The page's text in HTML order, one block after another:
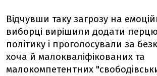
Відчувши таку загрозу на
виборці вирішили додати перцю
політику і проголосували за
хоча й малокваліфікованих та
малокомпетентних